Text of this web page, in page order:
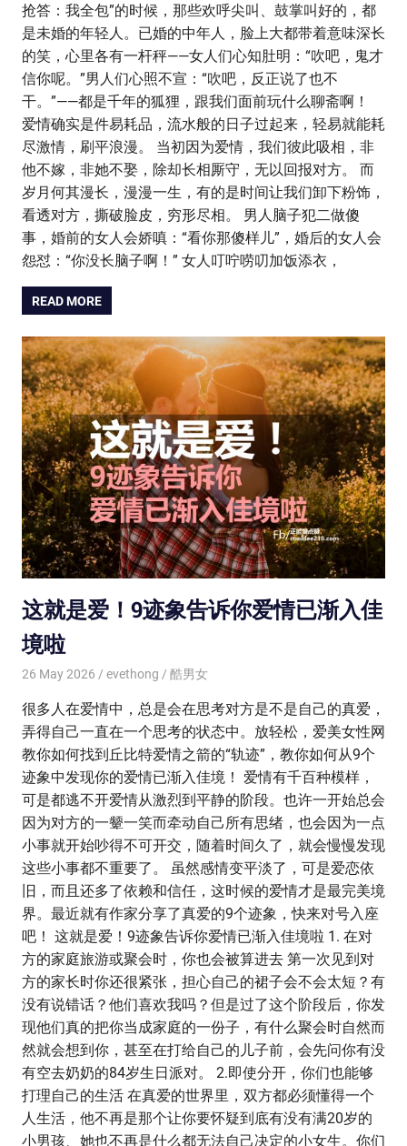
抢答：我全包”的时候，那些欢呼尖叫、鼓掌叫好的，都
是未婚的年轻人。已婚的中年人，脸上大都带着意味深长
的笑，心里各有一杆秤——女人们心知肚明：“吹吧，鬼才
信你呢。”男人们心照不宣：“吹吧，反正说了也不
干。”——都是千年的狐狸，跟我们面前玩什么聊斋啊！
爱情确实是件易耗品，流水般的日子过起来，轻易就能耗
尽激情，刷平浪漫。 当初因为爱情，我们彼此吸相，非
他不嫁，非她不娶，除却长相厮守，无以回报对方。 而
岁月何其漫长，漫漫一生，有的是时间让我们卸下粉饰，
看透对方，撕破脸皮，穷形尽相。 男人脑子犯二做傻
事，婚前的女人会娇嗔：“看你那傻样儿”，婚后的女人会
怨怼：“你没长脑子啊！” 女人叮咛唠叨加饭添衣，
READ MORE
这就是爱！9迹象告诉你爱情已渐入佳
境啦
26 May 2026 evethong 酷男女
很多人在爱情中，总是会在思考对方是不是自己的真爱，
弄得自己一直在一个思考的状态中。放轻松，爱美女性网
教你如何找到丘比特爱情之箭的“轨迹”，教你如何从9个
迹象中发现你的爱情已渐入佳境！ 爱情有千百种模样，
可是都逃不开爱情从激烈到平静的阶段。也许一开始总会
因为对方的一颦一笑而牵动自己所有思绪，也会因为一点
小事就开始吵得不可开交，随着时间久了，就会慢慢发现
这些小事都不重要了。 虽然感情变平淡了，可是爱恋依
旧，而且还多了依赖和信任，这时候的爱情才是最完美境
界。最近就有作家分享了真爱的9个迹象，快来对号入座
吧！ 这就是爱！9迹象告诉你爱情已渐入佳境啦 1. 在对
方的家庭旅游或聚会时，你也会被算进去 第一次见到对
方的家长时你还很紧张，担心自己的裙子会不会太短？有
没有说错话？他们喜欢我吗？但是过了这个阶段后，你发
现他们真的把你当成家庭的一份子，有什么聚会时自然而
然就会想到你，甚至在打给自己的儿子前，会先问你有没
有空去奶奶的84岁生日派对。 2.即使分开，你们也能够
打理自己的生活 在真爱的世界里，双方都必须懂得一个
人生活，他不再是那个让你要怀疑到底有没有满20岁的
小男孩、她也不再是什么都无法自己决定的小女生。你们